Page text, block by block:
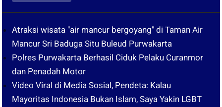
Atraksi wisata "air mancur bergoyang" di Taman Air
Mancur Sri Baduga Situ Buleud Purwakarta
Polres Purwakarta Berhasil Ciduk Pelaku Curanmor
dan Penadah Motor
Video Viral di Media Sosial, Pendeta: Kalau
Mayoritas Indonesia Bukan Islam, Saya Yakin LGBT